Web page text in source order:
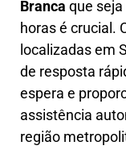
Branca que
horas é crucial.
localizadas em
de resposta
espera e
assistência
região